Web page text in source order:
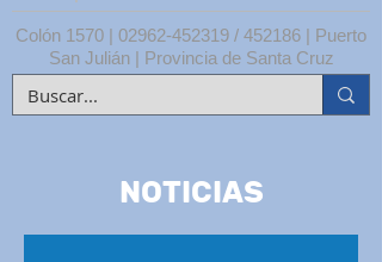
Colón 1570 | 02962-452319 / 452186 | Puerto
San Julián | Provincia de Santa Cruz
NOTICIAS